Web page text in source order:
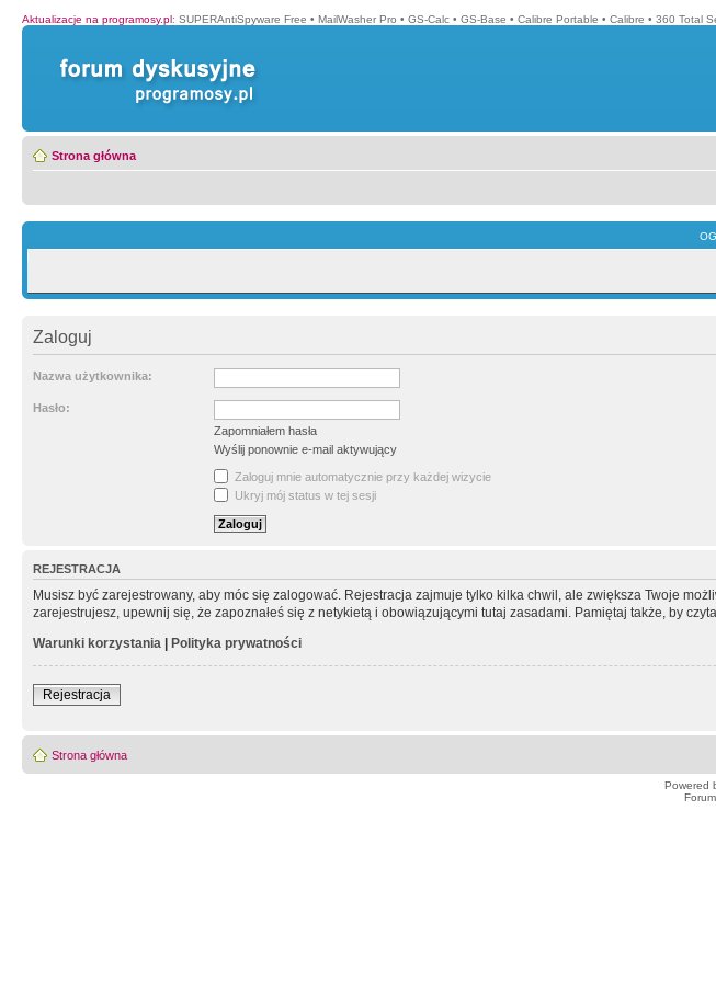
Aktualizacje na programosy.pl: SUPERAntiSpyware Free • MailWasher Pro • GS-Calc • GS-Base • Calibre Portable • Calibre • 360 Total
Strona główna
Zaloguj
Nazwa użytkownika:
Hasło:
Zapomniałem hasła
Wyślij ponownie e-mail aktywujący
Zaloguj mnie automatycznie przy każdej wizycie
Ukryj mój status w tej sesji
REJESTRACJA
Musisz być zarejestrowany, aby móc się zalogować. Rejestracja zajmuje tylko kilka chwil, ale zwiększa Twoje
zarejestrujesz, upewnij się, że zapoznałeś się z netykietą i obowiązującymi tutaj zasadami. Pamiętaj także, by
Warunki korzystania | Polityka prywatności
Rejestracja
Strona główna
Powered